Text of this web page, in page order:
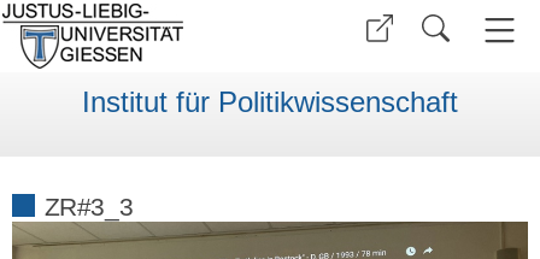
Institut für Politikwissenschaft
ZR#3_3